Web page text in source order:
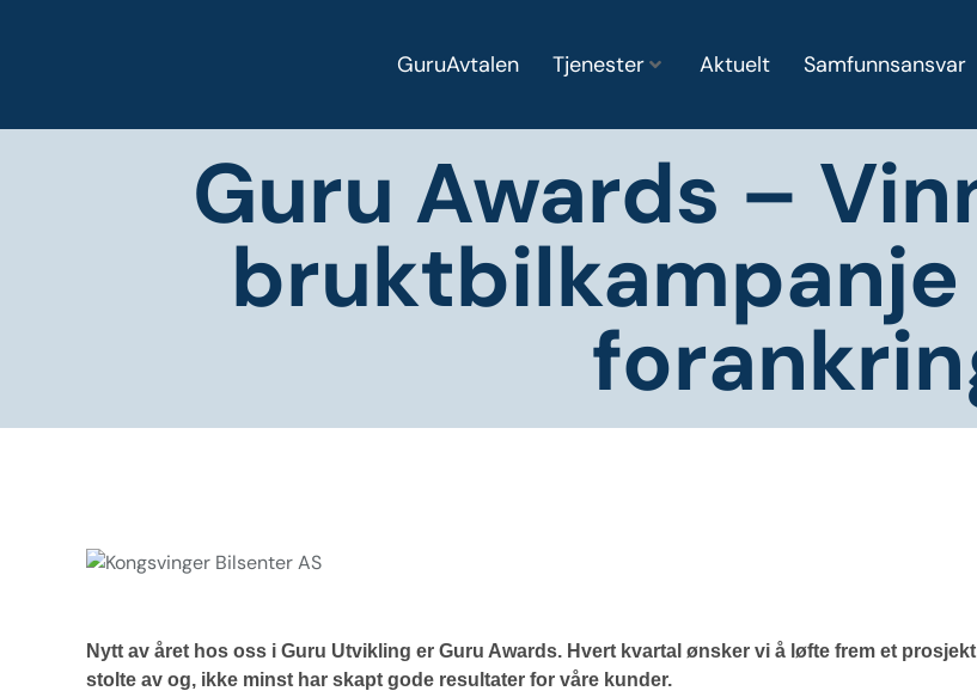
GuruAvtalen Tjenester Aktuelt Samfunnsansvar
Guru Awards –
bruktbilkampanje
Nytt av året hos oss i Guru Utvikling er Guru Awards. Hvert kvartal ønsker vi å løfte frem et
stolte av og, ikke minst har skapt gode resultater for våre kunder.